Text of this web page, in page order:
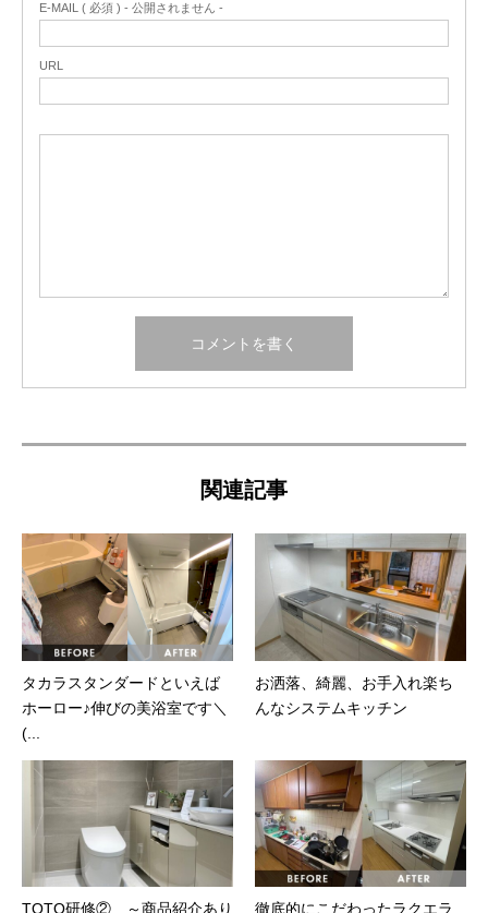
E-MAIL ( 必須 ) - 公開されません -
URL
関連記事
タカラスタンダードといえば
ホーロー♪伸びの美浴室です＼
(...
お洒落、綺麗、お手入れ楽ち
んなシステムキッチン
TOTO研修② ～商品紹介あり
徹底的にこだわったラクエラ